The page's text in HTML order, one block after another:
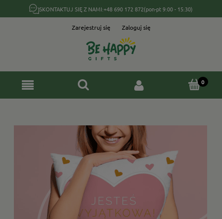
SKONTAKTUJ SIĘ Z NAMI:+48 690 172 872(pon-pt 9:00 - 15:30)
Zarejestruj się Zaloguj się